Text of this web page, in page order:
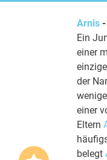
Arnis
Ein
einer
der
einer
Eltern
belegt